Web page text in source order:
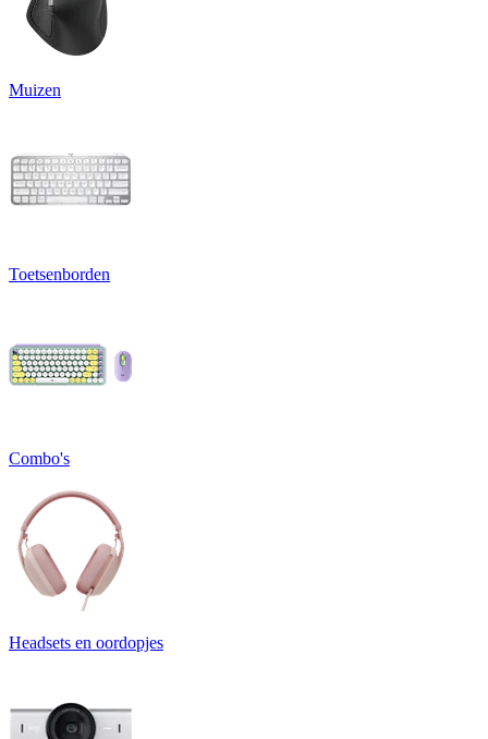
Muizen
Toetsenborden
Combo's
Headsets en oordopjes